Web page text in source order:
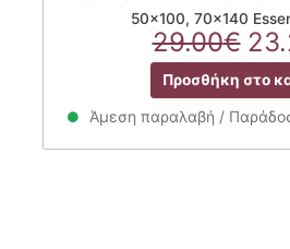
50×100, 70×140
29.00€
Προσθήκη στο
Άμεση παραλαβή /